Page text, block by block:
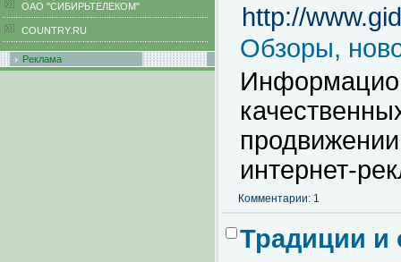
ОАО "СИБИРЬТЕЛЕКОМ"
COUNTRY.RU
Реклама
http://
Обзоры,
интернет-
Комментарии: 1
Традиции и